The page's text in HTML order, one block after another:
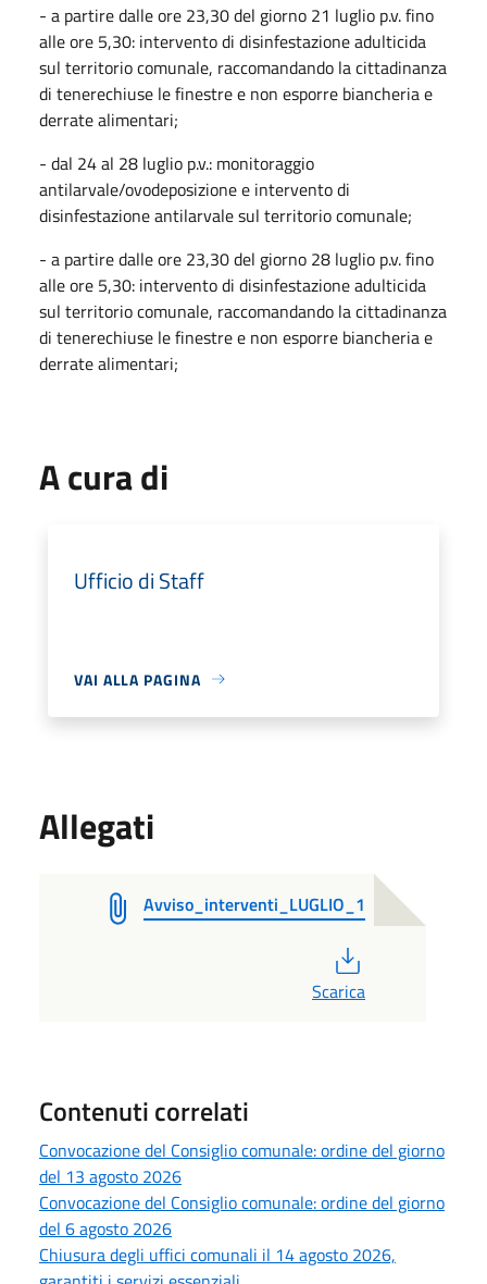
- a partire dalle ore 23,30 del giorno 21 luglio p.v. fino
alle ore 5,30: intervento di disinfestazione adulticida
sul territorio comunale, raccomandando la cittadinanza
di tenerechiuse le finestre e non esporre biancheria e
derrate alimentari;
- dal 24 al 28 luglio p.v.: monitoraggio
antilarvale/ovodeposizione e intervento di
disinfestazione antilarvale sul territorio comunale;
- a partire dalle ore 23,30 del giorno 28 luglio p.v. fino
alle ore 5,30: intervento di disinfestazione adulticida
sul territorio comunale, raccomandando la cittadinanza
di tenerechiuse le finestre e non esporre biancheria e
derrate alimentari;
A cura di
Ufficio di Staff
VAI ALLA PAGINA
Allegati
Avviso_interventi_LUGLIO_1
Scarica
Contenuti correlati
Convocazione del Consiglio comunale: ordine del giorno
del 13 agosto 2026
Convocazione del Consiglio comunale: ordine del giorno
del 6 agosto 2026
Chiusura degli uffici comunali il 14 agosto 2026,